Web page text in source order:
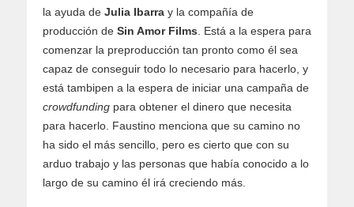
la ayuda de Julia Ibarra y la compañía de
producción de Sin Amor Films . Está a la espera para
comenzar la preproducción tan pronto como él sea
capaz de conseguir todo lo necesario para hacerlo, y
está tambipen a la espera de iniciar una campaña de
crowdfunding para obtener el dinero que necesita
para hacerlo. Faustino menciona que su camino no
ha sido el más sencillo, pero es cierto que con su
arduo trabajo y las personas que había conocido a lo
largo de su camino él irá creciendo más.